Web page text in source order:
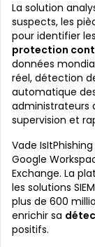
La solution
suspects, les
pour identifier
protection
données
réel, détection
automatique
administrateurs
supervision et
Vade
Google
Exchange. La
les solutions
plus de 600
enrichir sa
positifs.